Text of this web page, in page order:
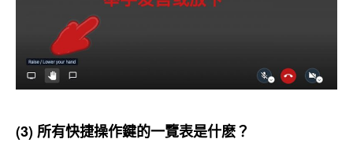
(3) 所有快捷操作鍵的一覽表是什麽？